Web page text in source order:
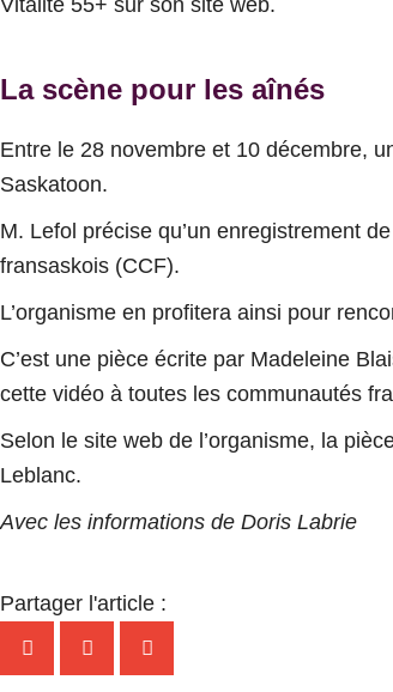
Vitalité 55+ sur son site web.
La scène pour les aînés
Entre le 28 novembre et 10 décembre,
Saskatoon.
M. Lefol précise qu’un enregistrement
fransaskois (CCF).
L’organisme en profitera ainsi pour
C’est une pièce écrite par Madeleine
cette vidéo à toutes les communautés
Selon le site web de l’organisme, la
Leblanc.
Avec les informations de Doris Labrie
Partager l'article :